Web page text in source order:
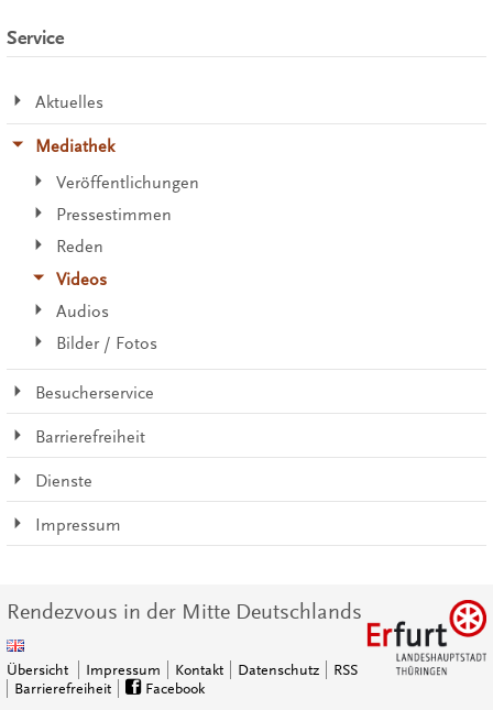
Service
Aktuelles
Mediathek
Veröffentlichungen
Pressestimmen
Reden
Videos
Audios
Bilder / Fotos
Besucherservice
Barrierefreiheit
Dienste
Impressum
Rendezvous in der Mitte Deutschlands
Übersicht Impressum Kontakt Datenschutz
RSS
Barrierefreiheit
Facebook